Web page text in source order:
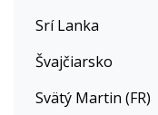
Srí Lanka
Švajčiarsko
Svätý Martin (FR)